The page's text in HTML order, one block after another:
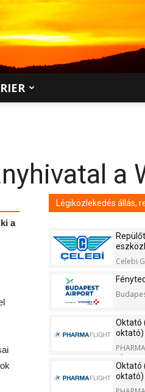
a
a
Légiközlekedés állás,
Celebi
Oktató
oktató)
Kft.
Oktató
oktató)